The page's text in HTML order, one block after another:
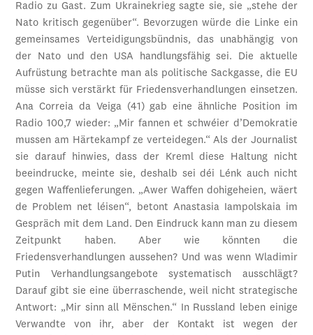
Radio zu Gast. Zum Ukrainekrieg sagte sie, sie „stehe der
Nato kritisch gegenüber“. Bevorzugen würde die Linke ein
gemeinsames Verteidigungsbündnis, das unabhängig von
der Nato und den USA handlungsfähig sei. Die aktuelle
Aufrüstung betrachte man als politische Sackgasse, die EU
müsse sich verstärkt für Friedensverhandlungen einsetzen.
Ana Correia da Veiga (41) gab eine ähnliche Position im
Radio 100,7 wieder: „Mir fannen et schwéier d’Demokratie
mussen am Härtekampf ze verteidegen.“ Als der Journalist
sie darauf hinwies, dass der Kreml diese Haltung nicht
beeindrucke, meinte sie, deshalb sei déi Lénk auch nicht
gegen Waffenlieferungen. „Awer Waffen dohigeheien, wäert
de Problem net léisen“, betont Anastasia Iampolskaia im
Gespräch mit dem Land. Den Eindruck kann man zu diesem
Zeitpunkt haben. Aber wie könnten die
Friedensverhandlungen aussehen? Und was wenn Wladimir
Putin Verhandlungsangebote systematisch ausschlägt?
Darauf gibt sie eine überraschende, weil nicht strategische
Antwort: „Mir sinn all Mënschen.“ In Russland leben einige
Verwandte von ihr, aber der Kontakt ist wegen der